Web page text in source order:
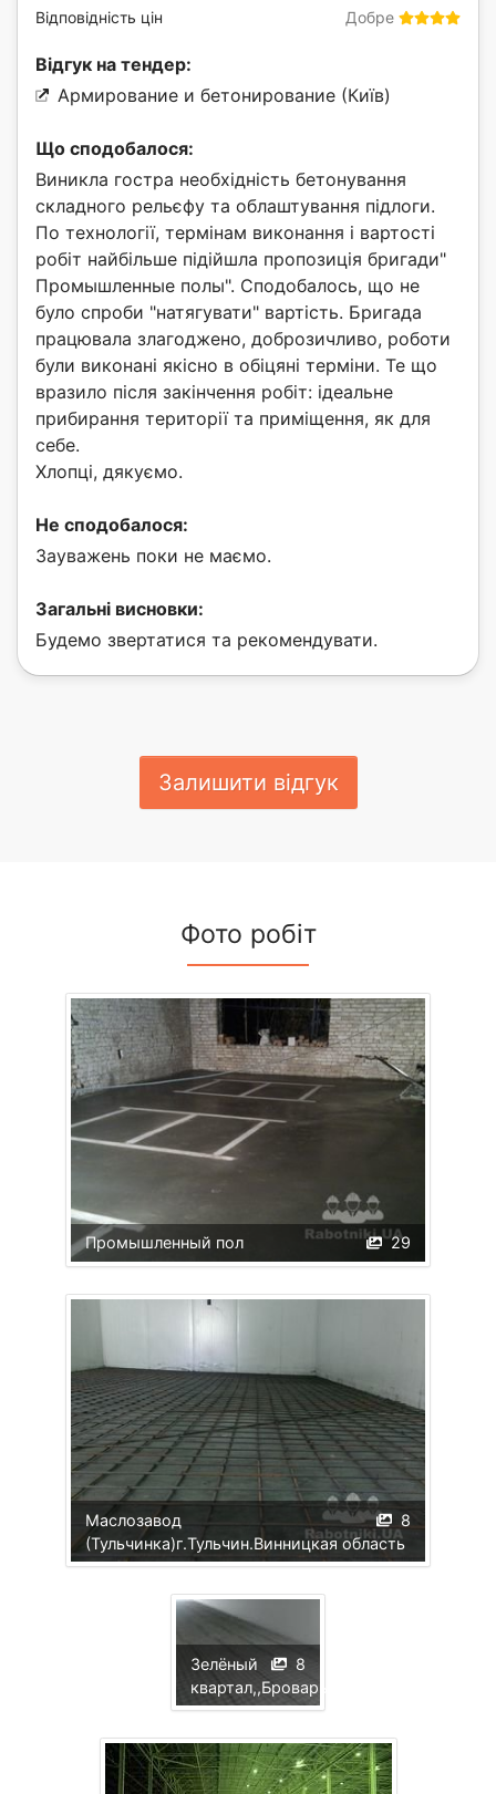
Добре
Відповідність цін
Відгук на тендер:
Армирование и бетонирование (Київ)
Що сподобалося:
Виникла гостра необхідність бетонування
складного рельєфу та облаштування підлоги.
По технології, термінам виконання і вартості
робіт найбільше підійшла пропозиція бригади"
Промышленные полы". Сподобалось, що не
було спроби "натягувати" вартість. Бригада
працювала злагоджено, доброзичливо, роботи
були виконані якісно в обіцяні терміни. Те що
вразило після закінчення робіт: ідеальне
прибирання території та приміщення, як для
себе.
Хлопці, дякуємо.
Не сподобалося:
Зауважень поки не маємо.
Загальні висновки:
Будемо звертатися та рекомендувати.
Залишити відгук
Фото робіт
29
Промышленный пол
8
Маслозавод
(Тульчинка)г.Тульчин.Винницкая область
8
Зелёный
квартал,,Бровары